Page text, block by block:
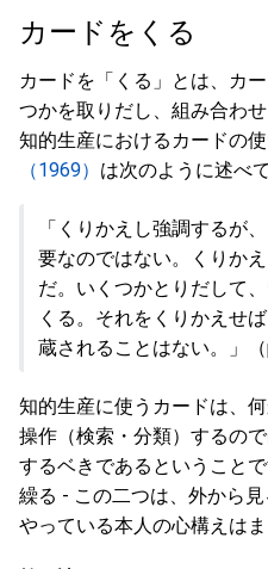
カードをくる
カードを「くる」とは、カ
つかを取りだし、組み合わ
知的生産におけるカードの使
（1969） は次のように述べ
「くりかえし強調するが
要なのではない。くりか
だ。いくつかとりだして
くる。それをくりかえせ
蔵されることはない。」（
知的生産に使うカードは、
操作（検索・分類）するの
するベきであるということ
繰る - この二つは、外から
やっている本人の心構えはま